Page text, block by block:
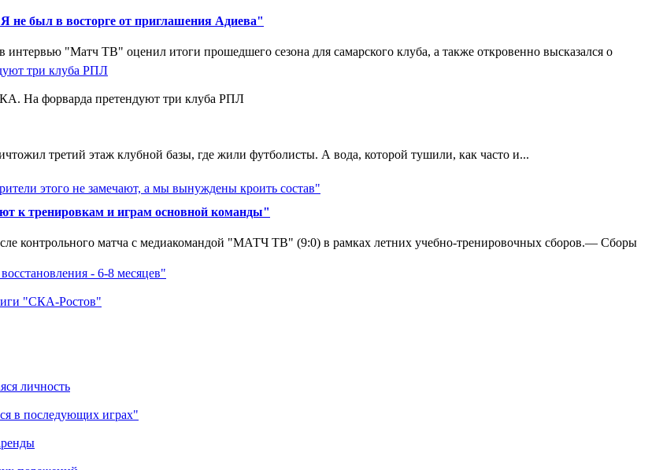
не был в восторге от приглашения Адиева"
"Матч ТВ" оценил итоги прошедшего сезона для самарского клуба, а также откровенно высказался о
третий этаж клубной базы, где жили футболисты. А вода, которой тушили, как часто и...
к тренировкам и играм основной команды"
контрольного матча с медиакомандой "МАТЧ ТВ" (9:0) в рамках летних учебно-тренировочных сборов.— Сборы
На форварда претендуют три клуба РПЛ
этого не замечают, а мы вынуждены кроить состав"
- 6-8 месяцев"
"СКА-Ростов"
личность
в последующих играх"